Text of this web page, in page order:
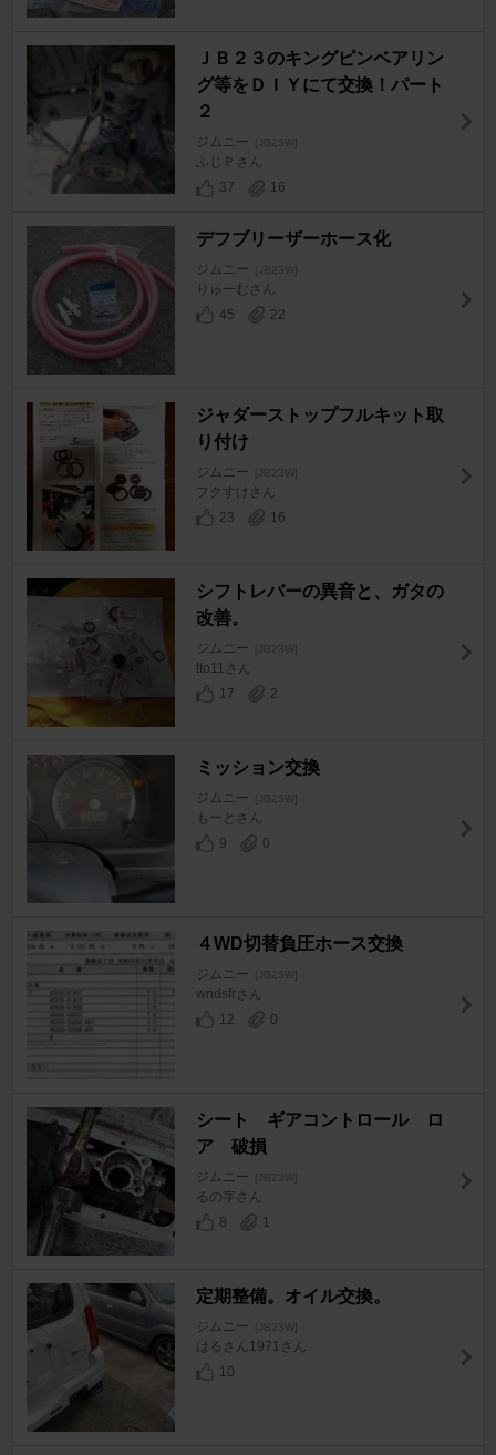
ＪＢ２３のキングピンベアリン
グ等をＤＩＹにて交換！パート
２
ジムニー [JB23W]
ふじＰさん
37
16
デフブリーザーホース化
ジムニー [JB23W]
りゅーむさん
45
22
ジャダーストップフルキット取
り付け
ジムニー [JB23W]
フクすけさん
23
16
シフトレバーの異音と、ガタの
改善。
ジムニー [JB23W]
tto11さん
17
2
ミッション交換
ジムニー [JB23W]
もーとさん
9
0
４WD切替負圧ホース交換
ジムニー [JB23W]
wndsfrさん
12
0
シート ギアコントロール ロ
ア 破損
ジムニー [JB23W]
るの字さん
8
1
定期整備。オイル交換。
ジムニー [JB23W]
はるさん1971さん
10